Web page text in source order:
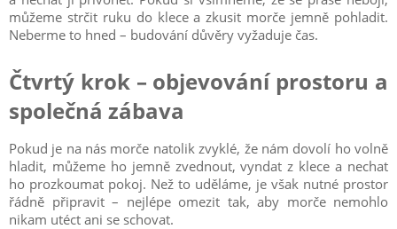
můžeme strčit ruku do klece a zkusit morče jemně pohladit.
Neberme to hned – budování důvěry vyžaduje čas.
Čtvrtý krok – objevování prostoru a
společná zábava
Pokud je na nás morče natolik zvyklé, že nám dovolí ho volně
hladit, můžeme ho jemně zvednout, vyndat z klece a nechat
ho prozkoumat pokoj. Než to uděláme, je však nutné prostor
řádně připravit – nejlépe omezit tak, aby morče nemohlo
nikam utéct ani se schovat.